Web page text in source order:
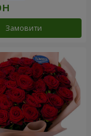
Замовити